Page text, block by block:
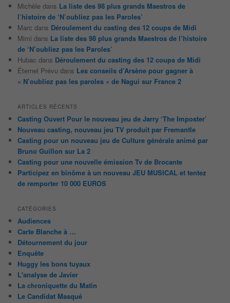
Michèle dans La liste des 98 plus grands Maestros de
l’histoire de ‘N’oubliez pas les Paroles’
Marc dans Déroulement du casting des 12 coups de Midi
Mimi dans La liste des 98 plus grands Maestros de l’histoire
de ‘N’oubliez pas les Paroles’
Hubac dans Déroulement du casting des 12 coups de Midi
Éternel Prévu dans Les conseils d’Arsène pour gagner à
« N’oubliez pas les paroles » de Nagui sur France 2
ARTICLES RÉCENTS
Casting Ouvert Pour le nouveau jeu de Jarry ‘The Imposter’
Nouveau casting, nouveau jeu TV produit par Fremantle
Casting pour un nouveau jeu de Culture générale animé par
Bruno Guillon sur La 2
Casting pour une nouvelle émission Tv de Brocante
Participez en binôme à un nouveau JEU MUSICAL et tentez
de remporter 10 000 EUROS
CATÉGORIES
Audiences
Carte Blanche à …
Détournement du jour
Enquête
Huggy les bons tuyaux
L'analyse de Javier
La chroniquette du Matin
Le Candidat Masqué